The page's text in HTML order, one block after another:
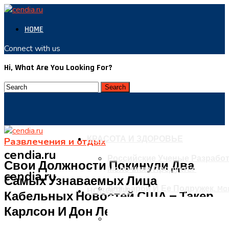
HOME
Connect with us
Hi, What Are You Looking For?
cendia.ru
cendia.ru
КРАСОТА И ЗДОРОВЬЕ
Российские Ученые
Молочные Продукты
Для Барби И Ее Подружек.
Одежды
НОВОСТИ
Развлечения и отдых
Свои Должности Покинули Два
Самых Узнаваемых Лица
Кабельных Новостей США — Такер
Карлсон И Дон Лемон